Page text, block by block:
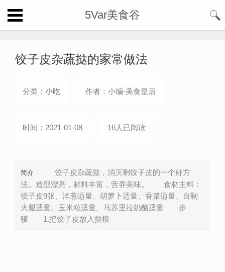
5Var美食谷
饺子皮杂蔬挞的家常做法
分类： 小吃 作者：小编-美食皇后
时间：2021-01-08 16人已阅读
简介
饺子皮杂蔬挞，消灭剩饺子皮的一个好方
法。造型漂亮，材料丰富，营养美味。 食材主料：
饺子皮9张、洋葱适量、胡萝卜适量、香菜适量、自制
火腿适量、玉米粒适量、马苏里拉奶酪适量 步
骤 1.把饺子皮放入挞模